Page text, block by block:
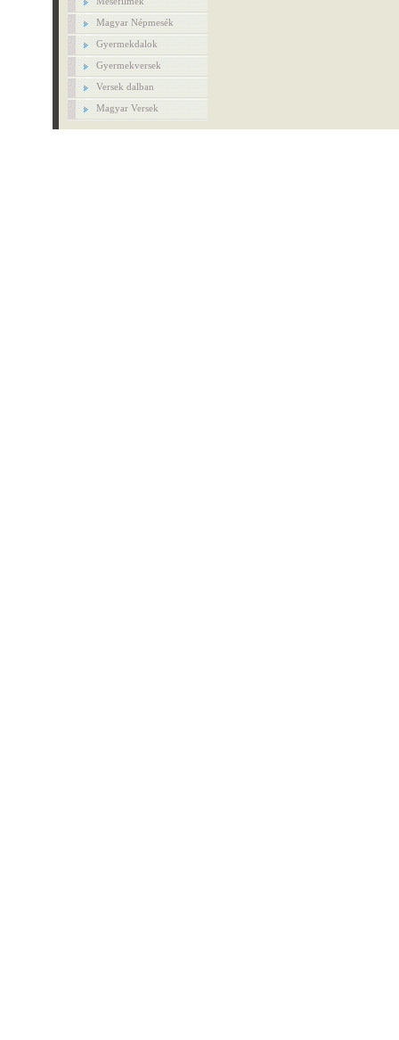
Magyar Népmesék
Gyermekdalok
Gyermekversek
Versek dalban
Magyar Versek